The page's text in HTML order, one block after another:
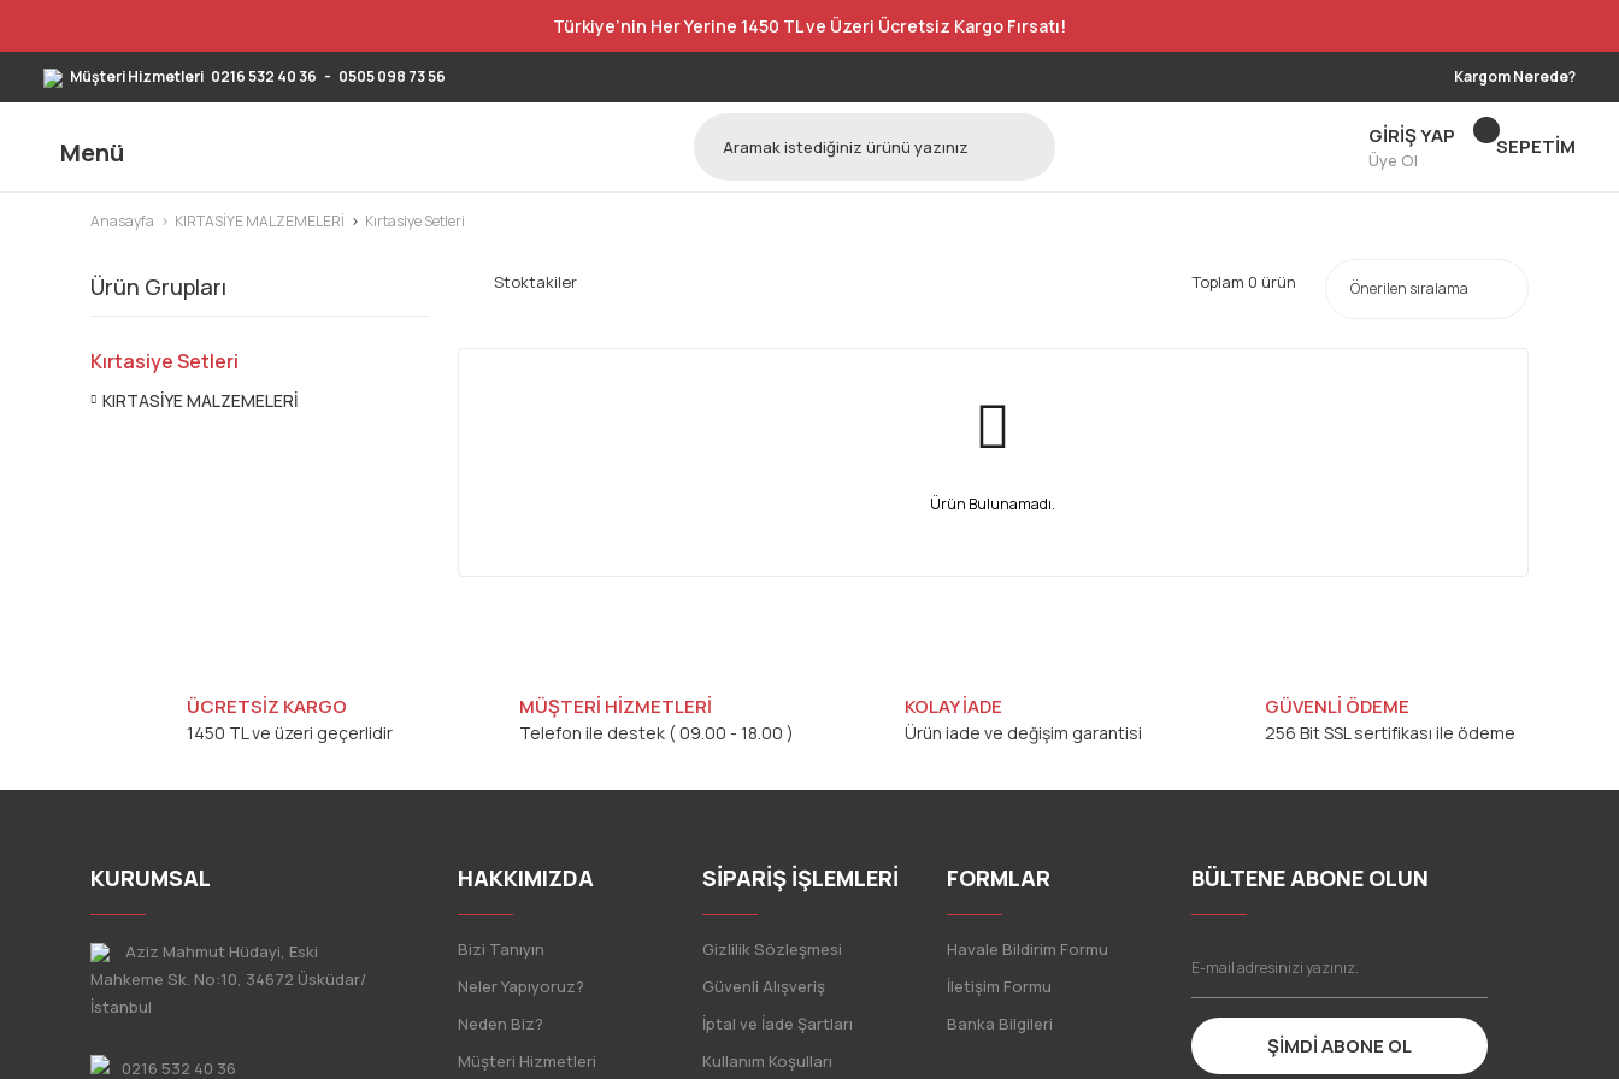
Türkiye’nin Her Yerine 1450 TL ve Üzeri Ücretsiz Kargo Fırsatı!
Müşteri Hizmetleri 0216 532 40 36 - 0505 098 73 56 Kargom Nerede?
Menü
GİRİŞ YAP
Üye Ol
SEPETİM
Anasayfa KIRTASİYE MALZEMELERİ Kırtasiye Setleri
Ürün Grupları
Kırtasiye Setleri
KIRTASİYE MALZEMELERİ
Stoktakiler Toplam 0 ürün
Ürün Bulunamadı.
ÜCRETSİZ KARGO
1450 TL ve üzeri geçerlidir
MÜŞTERİ HİZMETLERİ
Telefon ile destek ( 09.00 - 18.00 )
KOLAY İADE
Ürün iade ve değişim garantisi
GÜVENLİ ÖDEME
256 Bit SSL sertifikası ile ödeme
KURUMSAL
Aziz Mahmut Hüdayi, Eski
Mahkeme Sk. No:10, 34672 Üsküdar/
İstanbul
0216 532 40 36
HAKKIMIZDA
Bizi Tanıyın
Neler Yapıyoruz?
Neden Biz?
Müşteri Hizmetleri
SİPARİŞ İŞLEMLERİ
Gizlilik Sözleşmesi
Güvenli Alışveriş
İptal ve İade Şartları
Kullanım Koşulları
FORMLAR
Havale Bildirim Formu
İletişim Formu
Banka Bilgileri
BÜLTENE ABONE OLUN
ŞİMDİ ABONE OL